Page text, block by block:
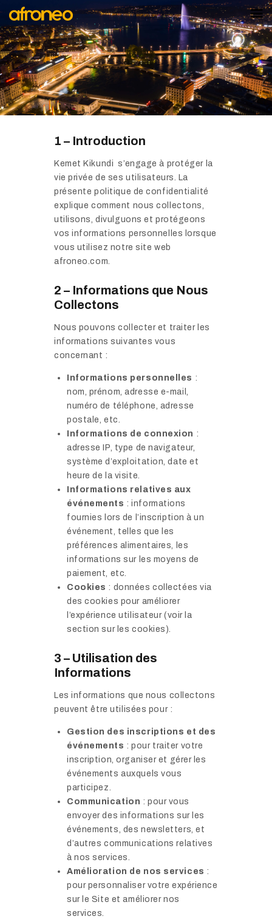
AFRONEO
PAVILLON DU
SÉNÉGAL
MARKET
LA SCÈNE
DEVENIR
EXPOSANT
1 – Introduction
Kemet Kikundi s’engage à protéger la
vie privée de ses utilisateurs. La
présente politique de confidentialité
explique comment nous collectons,
utilisons, divulguons et protégeons
vos informations personnelles lorsque
vous utilisez notre site web
afroneo.com.
2 – Informations que Nous
Collectons
Nous pouvons collecter et traiter les
informations suivantes vous
concernant :
Informations personnelles :
nom, prénom, adresse e-mail,
numéro de téléphone, adresse
postale, etc.
Informations de connexion :
adresse IP, type de navigateur,
système d’exploitation, date et
heure de la visite.
Informations relatives aux
événements : informations
fournies lors de l’inscription à un
événement, telles que les
préférences alimentaires, les
informations sur les moyens de
paiement, etc.
Cookies : données collectées via
des cookies pour améliorer
l’expérience utilisateur (voir la
section sur les cookies).
3 – Utilisation des
Informations
Les informations que nous collectons
peuvent être utilisées pour :
Gestion des inscriptions et des
événements : pour traiter votre
inscription, organiser et gérer les
événements auxquels vous
participez.
Communication : pour vous
envoyer des informations sur les
événements, des newsletters, et
d’autres communications relatives
à nos services.
Amélioration de nos services :
pour personnaliser votre expérience
sur le Site et améliorer nos
services.